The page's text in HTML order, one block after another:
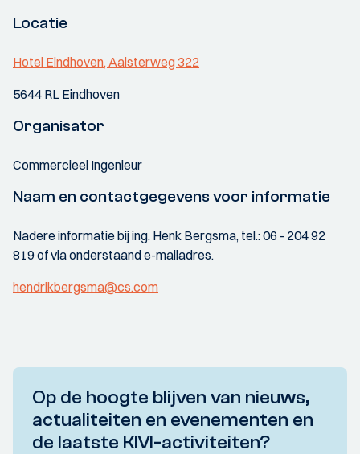
Locatie
Hotel Eindhoven, Aalsterweg 322
5644 RL Eindhoven
Organisator
Commercieel Ingenieur
Naam en contactgegevens voor informatie
Nadere informatie bij ing. Henk Bergsma, tel.: 06 - 204 92
819 of via onderstaand e-mailadres.
hendrikbergsma@cs.com
Op de hoogte blijven van nieuws,
actualiteiten en evenementen en
de laatste KIVI-activiteiten?